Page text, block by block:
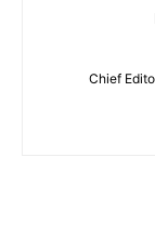
Chief